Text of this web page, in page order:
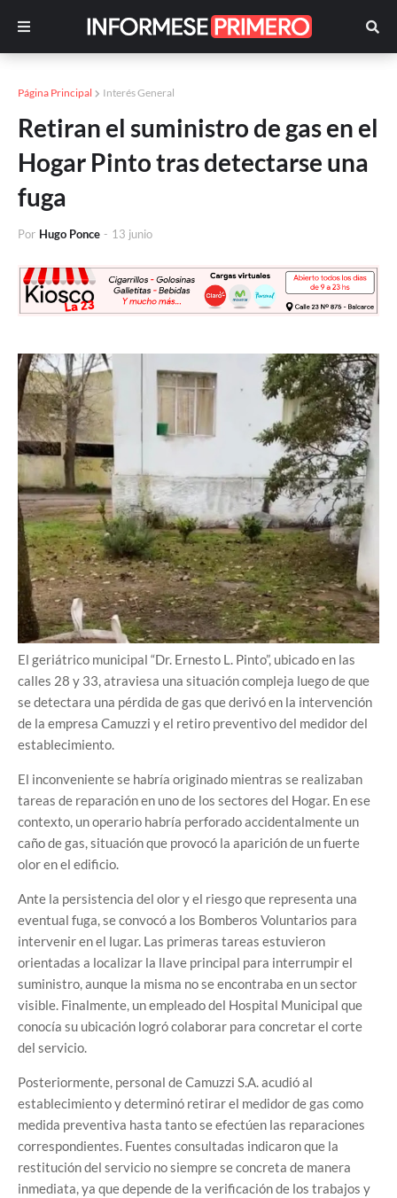
Página Principal Interés General
Retiran el suministro de gas en el
Hogar Pinto tras detectarse una
fuga
Por Hugo Ponce - 13 junio
El geriátrico municipal “Dr. Ernesto L. Pinto”, ubicado en las
calles 28 y 33, atraviesa una situación compleja luego de que
se detectara una pérdida de gas que derivó en la intervención
de la empresa Camuzzi y el retiro preventivo del medidor del
establecimiento.
El inconveniente se habría originado mientras se realizaban
tareas de reparación en uno de los sectores del Hogar. En ese
contexto, un operario habría perforado accidentalmente un
caño de gas, situación que provocó la aparición de un fuerte
olor en el edificio.
Ante la persistencia del olor y el riesgo que representa una
eventual fuga, se convocó a los Bomberos Voluntarios para
intervenir en el lugar. Las primeras tareas estuvieron
orientadas a localizar la llave principal para interrumpir el
suministro, aunque la misma no se encontraba en un sector
visible. Finalmente, un empleado del Hospital Municipal que
conocía su ubicación logró colaborar para concretar el corte
del servicio.
Posteriormente, personal de Camuzzi S.A. acudió al
establecimiento y determinó retirar el medidor de gas como
medida preventiva hasta tanto se efectúen las reparaciones
correspondientes. Fuentes consultadas indicaron que la
restitución del servicio no siempre se concreta de manera
inmediata, ya que depende de la verificación de los trabajos y